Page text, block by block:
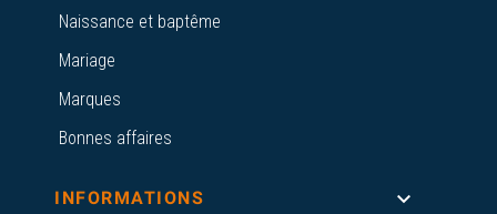
Naissance et baptême
Mariage
Marques
Bonnes affaires
INFORMATIONS 